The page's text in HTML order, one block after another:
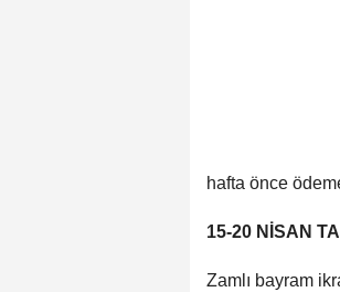
hafta önce
15-20 NİSAN
Zamlı bayram